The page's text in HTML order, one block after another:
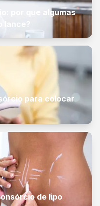
por que algumas
lance?
para colocar
de lipo